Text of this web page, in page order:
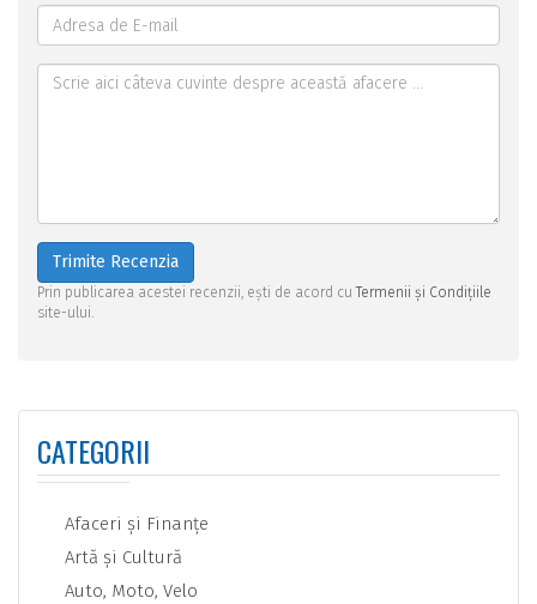
Trimite Recenzia
Prin publicarea acestei recenzii, ești de acord cuTermenii și Condițiile
site-ului.
CATEGORII
Afaceri şi Finanţe
Artă şi Cultură
Auto, Moto, Velo